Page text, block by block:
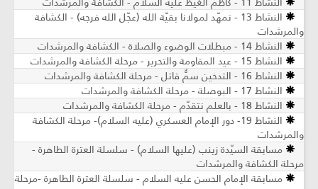
النشاط 13 - نمهّد لمولانا بقيّة الله (عجّل الله فرجه) - الكشافة
والمرشدات
النشاط 14 - مبطلات الوضوء والصلاة - الكشافة والمرشدات
النشاط 15 - عيد المقاومة والتحرير - مرحلة الكشافة والمرشدات
النشاط 16 - التدخين سمٌّ قاتل - مرحلة الكشافة والمرشدات
النشاط 17 - البوصلة - مرحلة الكشافة والمرشدات
النشاط 18 - بالعلم نتقدّم - مرحلة الكشافة والمرشدات
النشاط 19- دور الإمام العسكري (عليه السلام)- مرحلة الكشافة
والمرشدات
مسابقة السيّدة زينب (عليها السلام) - سلسلة العترة الطاهرة -
مرحلة الكشافة والمرشدات
مسابقة الإمام الحسن عليه السلام - سلسلة العترة الطاهرة -مرحلة